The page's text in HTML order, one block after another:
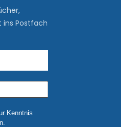
ins Postfach
Kenntnis